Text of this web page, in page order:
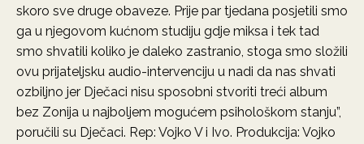
skoro sve druge obaveze. Prije par tjedana posjetili smo
ga u njegovom kućnom studiju gdje miksa i tek tad
smo shvatili koliko je daleko zastranio, stoga smo složili
ovu prijateljsku audio-intervenciju u nadi da nas shvati
ozbiljno jer Dječaci nisu sposobni stvoriti treći album
bez Zonija u najboljem mogućem psihološkom stanju”,
poručili su Dječaci. Rep: Vojko V i Ivo. Produkcija: Vojko